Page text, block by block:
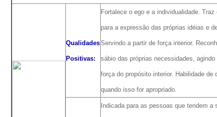
Qualidades
Positivas:
Fortalece o ego e a individualidade. Traz
para a expressão das próprias idéias e
Servindo a partir de força interior.
sábio das próprias necessidades, agindo
força do propósito interior. Habilidade de
quando isso for apropriado.
Indicada para as pessoas que tendem a